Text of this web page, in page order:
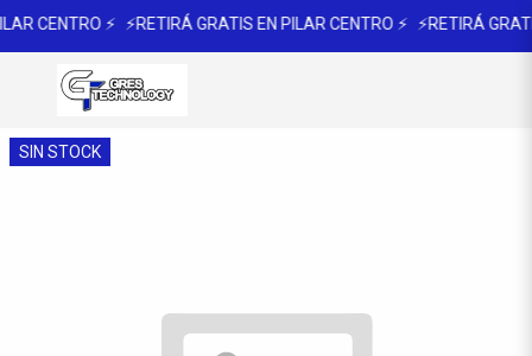
CENTRO ⚡ ⚡RETIRÁ GRATIS EN PILAR CENTRO ⚡ ⚡RETIRÁ
SIN STOCK